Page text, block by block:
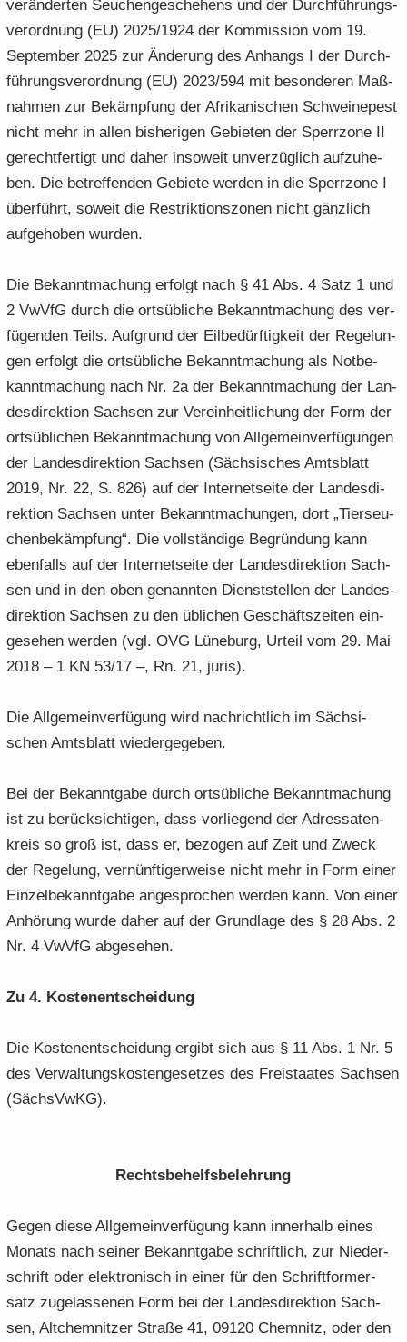
ver­än­der­ten Seu­chen­ge­sche­hens und der Durch­füh­rungs­
ver­ord­nung (EU) 2025/1924 der Kom­mis­si­on vom 19.
Sep­tem­ber 2025 zur Än­de­rung des An­hangs I der Durch­
füh­rungs­ver­ord­nung (EU) 2023/594 mit be­son­de­ren Maß­
nah­men zur Be­kämp­fung der Afri­ka­ni­schen Schwei­ne­pest
nicht mehr in allen bis­he­ri­gen Ge­bie­ten der Sperr­zo­ne II
ge­recht­fer­tigt und daher in­so­weit un­ver­züg­lich auf­zu­he­
ben. Die be­tref­fen­den Ge­bie­te wer­den in die Sperr­zo­ne I
über­führt, so­weit die Re­strik­ti­ons­zo­nen nicht gänz­lich
auf­ge­ho­ben wur­den.
Die Be­kannt­ma­chung er­folgt nach § 41 Abs. 4 Satz 1 und
2 VwVfG durch die orts­üb­li­che Be­kannt­ma­chung des ver­
fü­gen­den Teils. Auf­grund der Eil­be­dürf­tig­keit der Re­ge­lun­
gen er­folgt die orts­üb­li­che Be­kannt­ma­chung als Not­be­
kannt­ma­chung nach Nr. 2a der Be­kannt­ma­chung der Lan­
des­di­rek­ti­on Sach­sen zur Ver­ein­heit­li­chung der Form der
orts­üb­li­chen Be­kannt­ma­chung von All­ge­mein­ver­fü­gun­gen
der Lan­des­di­rek­ti­on Sach­sen (Säch­si­sches Amts­blatt
2019, Nr. 22, S. 826) auf der In­ter­net­sei­te der Lan­des­di­
rek­ti­on Sach­sen unter Be­kannt­ma­chun­gen, dort „Tier­seu­
chen­be­kämp­fung“. Die voll­stän­di­ge Be­grün­dung kann
eben­falls auf der In­ter­net­sei­te der Lan­des­di­rek­ti­on Sach­
sen und in den oben ge­nann­ten Dienst­stel­len der Lan­des­
di­rek­ti­on Sach­sen zu den üb­li­chen Ge­schäfts­zei­ten ein­
ge­se­hen wer­den (vgl. OVG Lü­ne­burg, Ur­teil vom 29. Mai
2018 – 1 KN 53/17 –, Rn. 21, juris).
Die All­ge­mein­ver­fü­gung wird nach­richt­lich im Säch­si­
schen Amts­blatt wie­der­ge­ge­ben.
Bei der Be­kannt­ga­be durch orts­üb­li­che Be­kannt­ma­chung
ist zu be­rück­sich­ti­gen, dass vor­lie­gend der Adres­sa­ten­
kreis so groß ist, dass er, be­zo­gen auf Zeit und Zweck
der Re­ge­lung, ver­nünf­ti­ger­wei­se nicht mehr in Form einer
Ein­zel­be­kannt­ga­be an­ge­spro­chen wer­den kann. Von einer
An­hö­rung wurde daher auf der Grund­la­ge des § 28 Abs. 2
Nr. 4 VwVfG ab­ge­se­hen.
Zu 4. Kos­ten­ent­schei­dung
Die Kos­ten­ent­schei­dung er­gibt sich aus § 11 Abs. 1 Nr. 5
des Ver­wal­tungs­kos­ten­ge­set­zes des Frei­staa­tes Sach­sen
(Sächs­VwKG).
Rechts­be­helfs­be­leh­rung
Gegen diese All­ge­mein­ver­fü­gung kann in­ner­halb eines
Mo­nats nach sei­ner Be­kannt­ga­be schrift­lich, zur Nie­der­
schrift oder elek­tro­nisch in einer für den Schrift­for­m­er­
satz zu­ge­las­se­nen Form bei der Lan­des­di­rek­ti­on Sach­
sen, Alt­chem­nit­zer Stra­ße 41, 09120 Chem­nitz, oder den